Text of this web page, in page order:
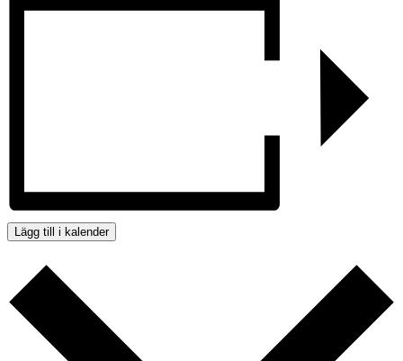
Lägg till i kalender